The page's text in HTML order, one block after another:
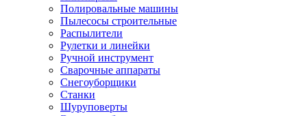
Полировальные машины
Пылесосы строительные
Распылители
Рулетки и линейки
Ручной инструмент
Сварочные аппараты
Снегоуборщики
Станки
Шуруповерты